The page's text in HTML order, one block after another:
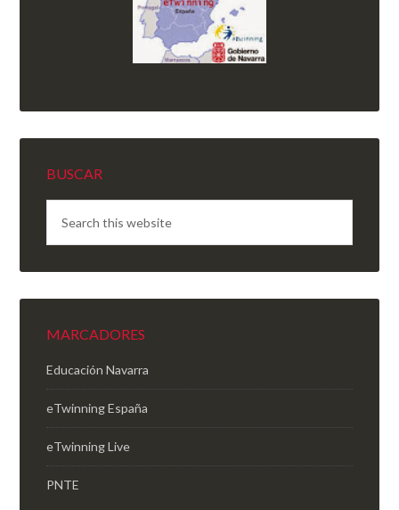
BUSCAR
MARCADORES
Educación Navarra
eTwinning España
eTwinning Live
PNTE